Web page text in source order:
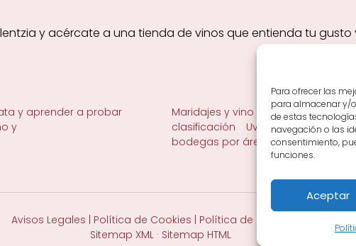
Para ofrecer las
para almacenar y/
de estas
navegación o las
consentimiento,
funciones.
Aceptar
y acércate a una tienda de vinos que entienda tu gusto
y aprender a probar
y
Maridajes y vino en la mesa
clasificación
Uvas y viñedo en
bodegas por área
Avisos Legales | Política de Cookies | Política de Privacidad
Sitemap XML· Sitemap HTML